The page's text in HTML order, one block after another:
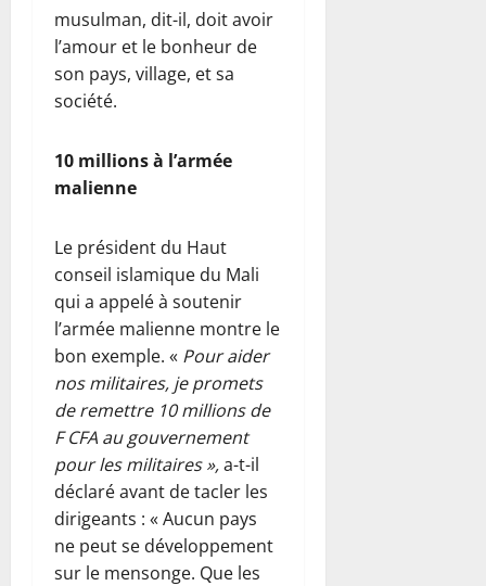
musulman, dit-il, doit avoir
l’amour et le bonheur de
son pays, village, et sa
société.
10 millions à l’armée
malienne
Le président du Haut
conseil islamique du Mali
qui a appelé à soutenir
l’armée malienne montre le
bon exemple. « Pour aider
nos militaires, je promets
de remettre 10 millions de
F CFA au gouvernement
pour les militaires »,a-t-il
déclaré avant de tacler les
dirigeants : « Aucun pays
ne peut se développement
sur le mensonge. Que les